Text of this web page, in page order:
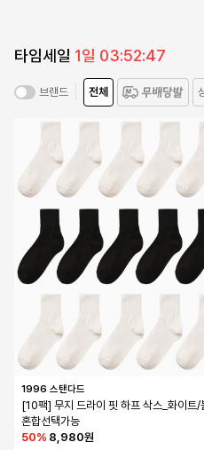
타임세일 1일 03:52:45
브랜드 전체
1996 스탠다드
[10팩] 무지 드라이 핏 하프 삭스_화이트/
혼합선택가능
50% 8,980원